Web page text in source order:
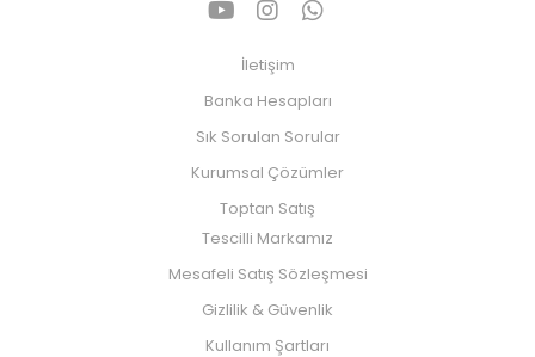
İletişim
Banka Hesapları
Sık Sorulan Sorular
Kurumsal Çözümler
Toptan Satış
Tescilli Markamız
Mesafeli Satış Sözleşmesi
Gizlilik & Güvenlik
Kullanım Şartları